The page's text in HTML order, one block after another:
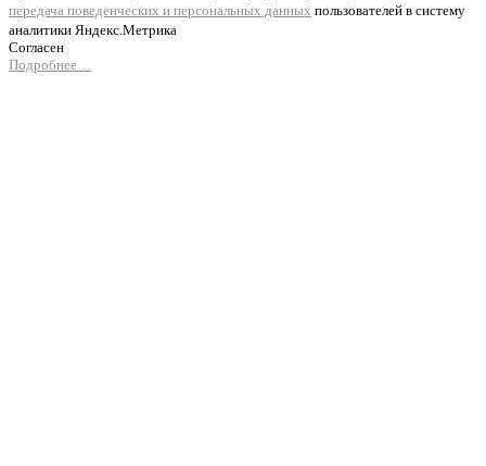
передача поведенческих и персональных данных пользователей в систему
аналитики Яндекс.Метрика
Согласен
Подробнее…